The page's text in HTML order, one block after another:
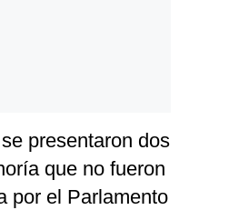
presentaron dos
que no fueron
por el Parlamento